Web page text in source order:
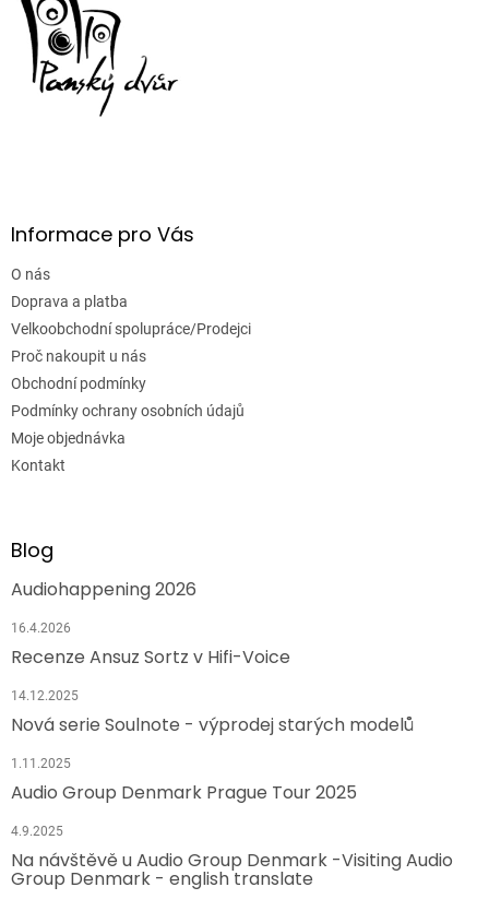
Informace pro Vás
O nás
Doprava a platba
Velkoobchodní spolupráce/Prodejci
Proč nakoupit u nás
Obchodní podmínky
Podmínky ochrany osobních údajů
Moje objednávka
Kontakt
Blog
Audiohappening 2026
16.4.2026
Recenze Ansuz Sortz v Hifi-Voice
14.12.2025
Nová serie Soulnote - výprodej starých modelů
1.11.2025
Audio Group Denmark Prague Tour 2025
4.9.2025
Na návštěvě u Audio Group Denmark -Visiting Audio
Group Denmark - english translate